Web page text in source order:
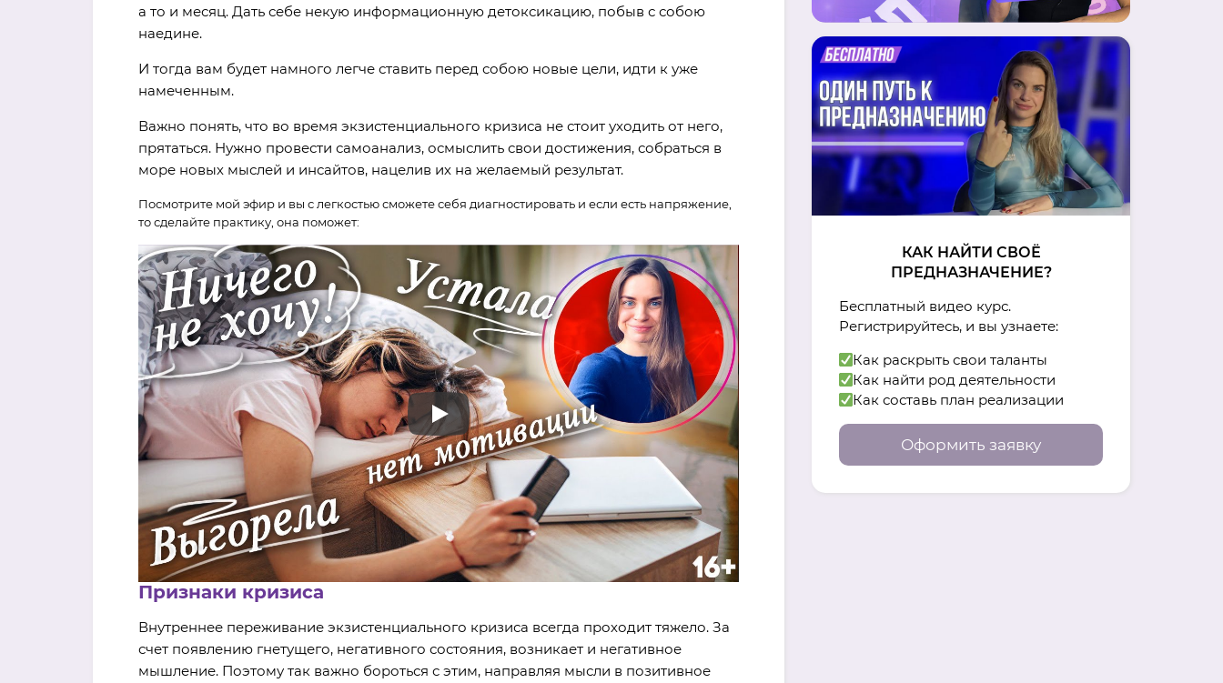
а то и месяц. Дать себе некую информационную детоксикацию, побыв с собою
наедине.
И тогда вам будет намного легче ставить перед собою новые цели, идти к уже
намеченным.
Важно понять, что во время экзистенциального кризиса не стоит уходить от него,
прятаться. Нужно провести самоанализ, осмыслить свои достижения, собраться в
море новых мыслей и инсайтов, нацелив их на желаемый результат.
Посмотрите мой эфир и вы с легкостью сможете себя диагностировать и если есть напряжение,
то сделайте практику, она поможет:
Признаки кризиса
Внутреннее переживание экзистенциального кризиса всегда проходит тяжело. За
счет появлению гнетущего, негативного состояния, возникает и негативное
мышление. Поэтому так важно бороться с этим, направляя мысли в позитивное
КАК НАЙТИ СВОЁ
ПРЕДНАЗНАЧЕНИЕ?
Бесплатный видео курс.
Регистрируйтесь, и вы узнаете:
Как раскрыть свои таланты
Как найти род деятельности
Как составь план реализации
Оформить заявку